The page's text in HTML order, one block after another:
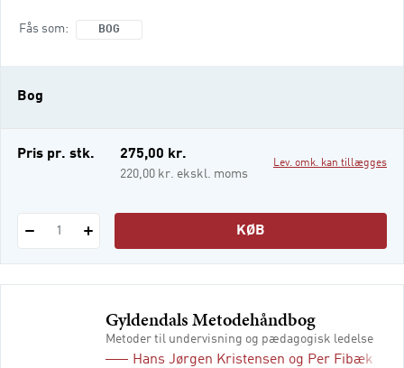
Fås som BOG
Bog
Pris pr. stk. 275,00 kr.
220,00 kr. ekskl. moms
Lev. omk. kan tillægges
1 KØB
Gyldendals Metodehåndbog
Metoder til undervisning og pædagogisk ledelse
Hans Jørgen Kristensen og Per Fibæk